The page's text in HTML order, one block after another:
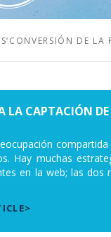
DE LA
LA CAPTACIÓN DE
Hay muchas
en la web; las dos